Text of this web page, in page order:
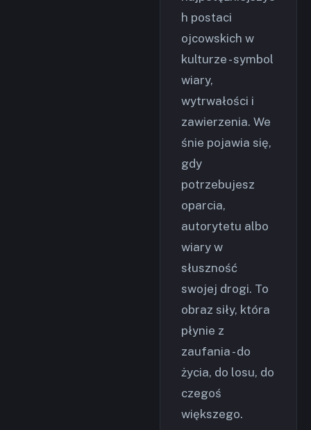
h postaci
ojcowskich w
kulturze - symbol
wiary,
wytrwałości i
zawierzenia. We
śnie pojawia się,
gdy
potrzebujesz
oparcia,
autorytetu albo
wiary w
słuszność
swojej drogi. To
obraz siły, która
płynie z
zaufania - do
życia, do losu, do
czegoś
większego.